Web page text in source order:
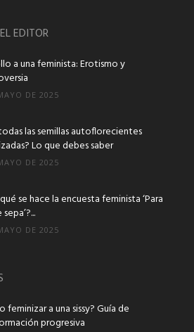
EDITOR
a una feminista: Erotismo y
DE 2025
las semillas autoflorecientes
Lo que debes saber
DE 2025
se hace la encuesta feminista ‘Para
DE 2025
feminizar a una sissy? Guía de
progresiva